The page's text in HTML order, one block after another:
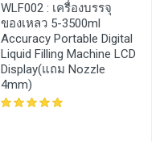
WLF002 : เครื่องบรรจุ
ของเหลว 5-3500ml
Accuracy Portable Digital
Liquid Filling Machine LCD
Display(แถม Nozzle
4mm)